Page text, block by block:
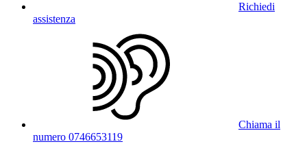
Richiedi
assistenza
Chiama il
numero 0746653119